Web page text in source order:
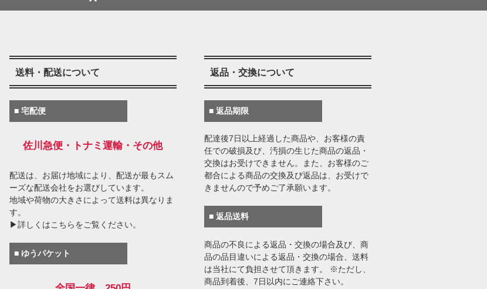
送料・配送について
■ 宅配便
佐川急便・トナミ運輸・その他
配送は、お届け地域により、配送が最もスム
ーズな配送会社をお選びしています。
地域や荷物の大きさによって送料は異なりま
す。
▶詳しくはこちらをご覧ください。
■ ゆうパケット
返品・交換について
■ 返品期限
配達後7日以上経過した商品や、お客様の責
任での破損及び、汚損の生じた商品の返品・
交換はお受けできません。また、お客様のご
都合による商品の交換及び返品は、お受けで
きませんので予めご了承願います。
■ 返品送料
商品の不良による返品・交換の場合及び、商
品の品目違いによる返品・交換の場合、送料
は当社にて負担させて頂きます。 ※ただし、
商品到着後、7日以内にご連絡下さい。